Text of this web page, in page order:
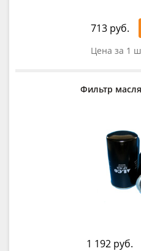
713 руб.
Цена за 1
Фильтр
1 192 руб.